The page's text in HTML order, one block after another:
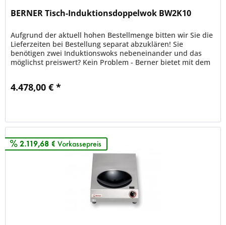
BERNER Tisch-Induktionsdoppelwok BW2K10
Aufgrund der aktuell hohen Bestellmenge bitten wir Sie die
Lieferzeiten bei Bestellung separat abzuklären! Sie
benötigen zwei Induktionswoks nebeneinander und das
möglichst preiswert? Kein Problem - Berner bietet mit dem
4.478,00 € *
2.119,68 € Vorkassepreis